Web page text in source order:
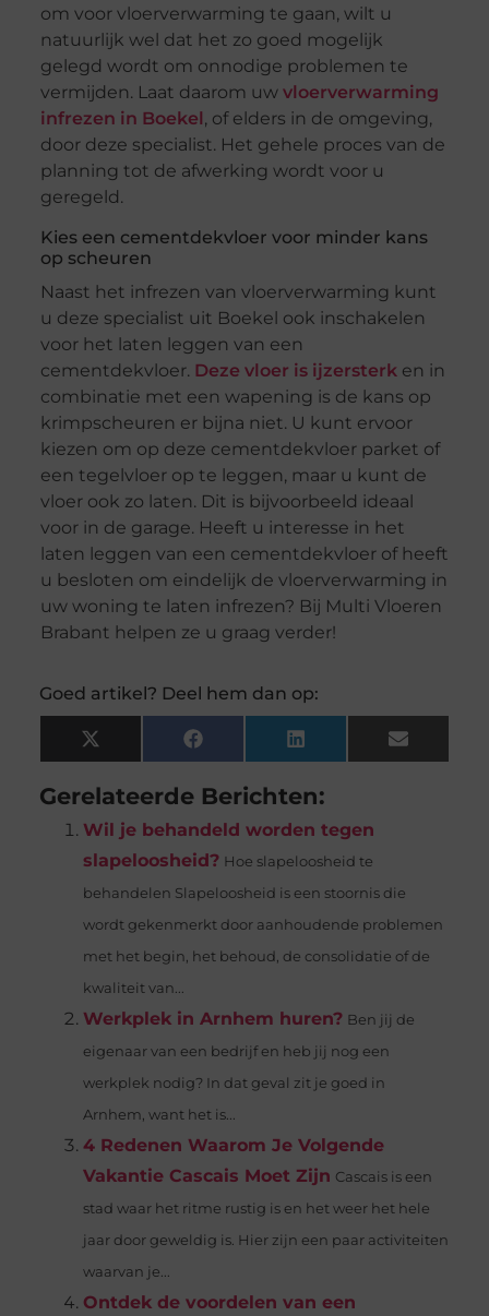
om voor vloerverwarming te gaan, wilt u
natuurlijk wel dat het zo goed mogelijk
gelegd wordt om onnodige problemen te
vermijden. Laat daarom uw vloerverwarming
infrezen in Boekel, of elders in de omgeving,
door deze specialist. Het gehele proces van de
planning tot de afwerking wordt voor u
geregeld.
Kies een cementdekvloer voor minder kans
op scheuren
Naast het infrezen van vloerverwarming kunt
u deze specialist uit Boekel ook inschakelen
voor het laten leggen van een
cementdekvloer. Deze vloer is ijzersterken in
combinatie met een wapening is de kans op
krimpscheuren er bijna niet. U kunt ervoor
kiezen om op deze cementdekvloer parket of
een tegelvloer op te leggen, maar u kunt de
vloer ook zo laten. Dit is bijvoorbeeld ideaal
voor in de garage. Heeft u interesse in het
laten leggen van een cementdekvloer of heeft
u besloten om eindelijk de vloerverwarming in
uw woning te laten infrezen? Bij Multi Vloeren
Brabant helpen ze u graag verder!
Goed artikel? Deel hem dan op:
X
(Twitter)
Facebook LinkedIn Email
Gerelateerde Berichten:
Wil je behandeld worden tegen
slapeloosheid? Hoe slapeloosheid te
behandelen Slapeloosheid is een stoornis die
wordt gekenmerkt door aanhoudende problemen
met het begin, het behoud, de consolidatie of de
kwaliteit van...
Werkplek in Arnhem huren? Ben jij de
eigenaar van een bedrijf en heb jij nog een
werkplek nodig? In dat geval zit je goed in
Arnhem, want het is...
4 Redenen Waarom Je Volgende
Vakantie Cascais Moet Zijn Cascais is een
stad waar het ritme rustig is en het weer het hele
jaar door geweldig is. Hier zijn een paar activiteiten
waarvan je...
Ontdek de voordelen van een